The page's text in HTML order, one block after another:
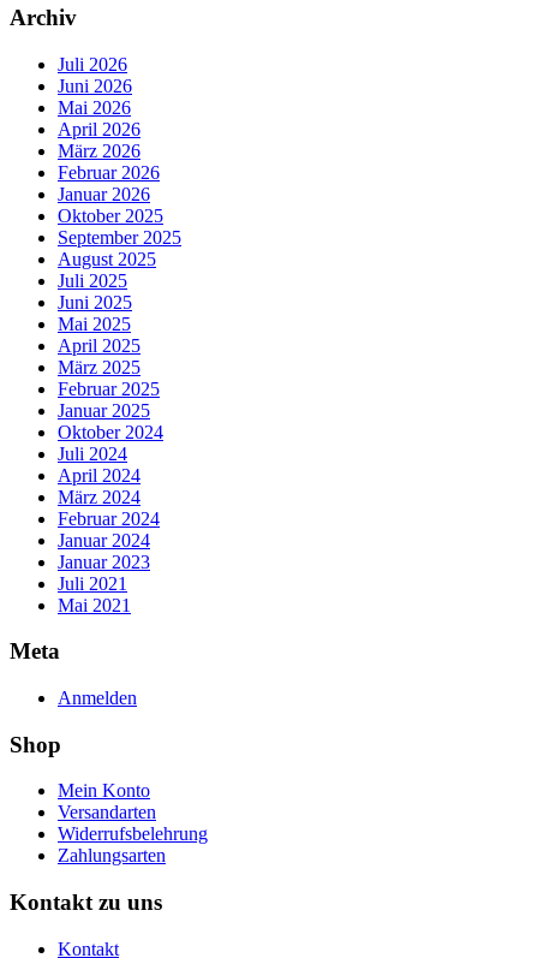
Archiv
Juli 2026
Juni 2026
Mai 2026
April 2026
März 2026
Februar 2026
Januar 2026
Oktober 2025
September 2025
August 2025
Juli 2025
Juni 2025
Mai 2025
April 2025
März 2025
Februar 2025
Januar 2025
Oktober 2024
Juli 2024
April 2024
März 2024
Februar 2024
Januar 2024
Januar 2023
Juli 2021
Mai 2021
Meta
Anmelden
Shop
Mein Konto
Versandarten
Widerrufsbelehrung
Zahlungsarten
Kontakt zu uns
Kontakt